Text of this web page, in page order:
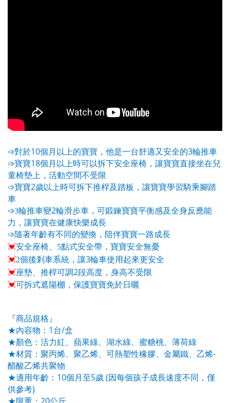
➩對於10個月以上的寶寶，他是一台舒適又安全的3輪推車
➩寶寶18個月以上時可以拆下安全座椅，讓寶寶直接坐在兒
童椅墊上，活動空間不受限
➩寶寶2歲以上時可拆下推桿及踏板，讓寶寶學習騎乘腳踏
車
➩3輪推車變2輪滑步車，可鍛鍊寶寶平衡感及全身反應能
力，讓寶寶在健康快樂成長
➩隨著年齡有不同的變換，陪伴寶寶一路成長
💓安全座椅、 5點式安全帶，寶寶安全無憂
💓2個後剎車系統，讓3輪車使用起來更安全
💓座墊、推桿可調2段高度，身高不受限
💓可拆式遮陽棚，保護寶寶免於日曬
『商品規格』
★內容物： 1 台/盒
★顏色：活力紅、蘋果綠、湖水綠 、蜜糖桃 、薄荷綠
★材質：聚丙烯、聚乙烯、可熱塑性橡膠、金屬鐵、乙烯-
醋酸乙烯共聚物
★適用年齡： 10個月至5歲 (因每個孩子成長速度不同，僅
供參考)
★限重： 公斤